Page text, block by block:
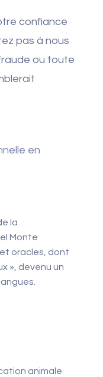
confiance
pas à nous
ou toute
la
Monte
oracles, dont
», devenu un
animale